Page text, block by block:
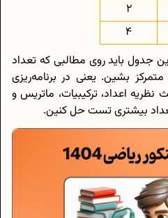
2
4
جدول باید روی مطالبی که تعداد
بشین. یعنی در برنامه‌ریزی
اعداد، ترکیبیات، ماتریس و
بیشتری تست حل کنین.